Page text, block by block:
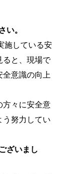
い。
施している安
ると、現場で
意識の向上
方々に安全意
う努力してい
ざいまし